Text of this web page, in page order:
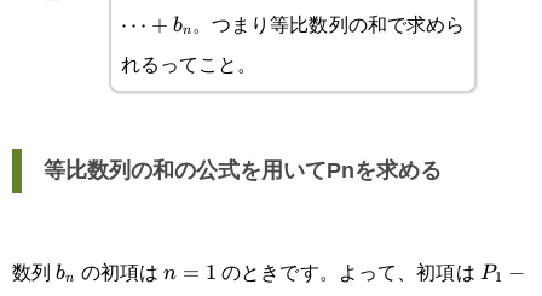
⋯ + bn。つまり等比数列の和で求めら
れるってこと。
等比数列の和の公式を用いてPnを求める
数列b_n
bn の初項はn = 1 のときです。よって、初項は P_1-
P1 −